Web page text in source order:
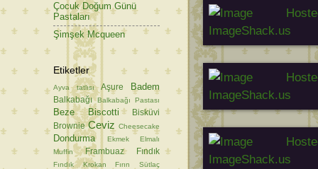
Çocuk Doğum Günü
Pastaları
Şimşek Mcqueen
Etiketler
Ayva tatlısı Aşure Badem
Balkabağı Balkabağı Pastası
Beze Biscotti
Bisküvi
Brownie Ceviz Cheesecake
Dondurma Ekmek
Elmalı
Muffin
Frambuaz Fındık
Fındık Krokan
Fırın Sütlaç